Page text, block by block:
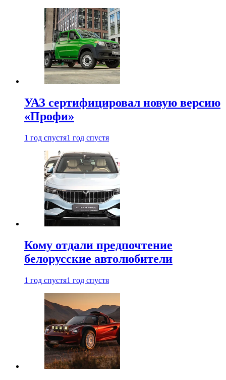
УАЗ сертифицировал новую версию
«Профи»
1 год спустя1 год спустя
Кому отдали предпочтение
белорусские автолюбители
1 год спустя1 год спустя